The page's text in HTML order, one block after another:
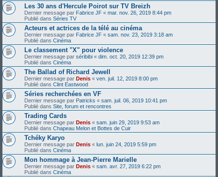
Les 30 ans d'Hercule Poirot sur TV Breizh
Dernier message par Fabrice JF « mar. nov. 26, 2019 8:44 pm
Publié dans Séries TV
Acteurs et actrices de la télé au cinéma
Dernier message par Fabrice JF « sam. nov. 23, 2019 3:18 am
Publié dans Cinéma
Le classement "X" pour violence
Dernier message par séribibi « dim. oct. 20, 2019 12:39 pm
Publié dans Cinéma
The Ballad of Richard Jewell
Dernier message par Denis « ven. juil. 12, 2019 8:00 pm
Publié dans Clint Eastwood
Séries recherchées en VF
Dernier message par Patricks « sam. juil. 06, 2019 10:41 pm
Publié dans Site, forum et rencontres
Trading Cards
Dernier message par Denis « sam. juin 29, 2019 9:53 am
Publié dans Chapeau Melon et Bottes de Cuir
Tchéky Karyo
Dernier message par Denis « lun. juin 24, 2019 5:59 pm
Publié dans Cinéma
Mon hommage à Jean-Pierre Marielle
Dernier message par Denis « sam. avr. 27, 2019 6:22 pm
Publié dans Cinéma